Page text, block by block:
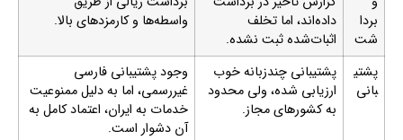
بردا
شت
داده‌اند، اما تخلف
اثبات‌شده ثبت نشده.
واسطه‌ها و کارمزدهای بالا.
پشتی
بانی
پشتیبانی چندزبانه خوب
ارزیابی شده، ولی محدود
به کشورهای مجاز.
وجود پشتیبانی فارسی
غیررسمی، اما به دلیل ممنوعیت
خدمات به ایران، اعتماد کامل به
آن دشوار است.